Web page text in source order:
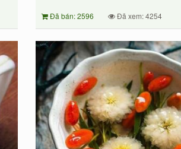
Đã bán: 2596 Đã xem: 4254